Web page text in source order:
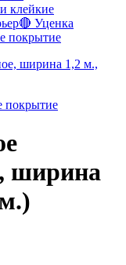
клейкие
🔴 Уценка
покрытие
покрытие
ширина